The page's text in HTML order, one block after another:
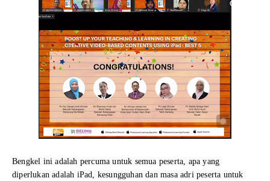
Bengkel ini adalah percuma untuk semua peserta, apa yang
diperlukan adalah iPad, kesungguhan dan masa adri peserta untuk